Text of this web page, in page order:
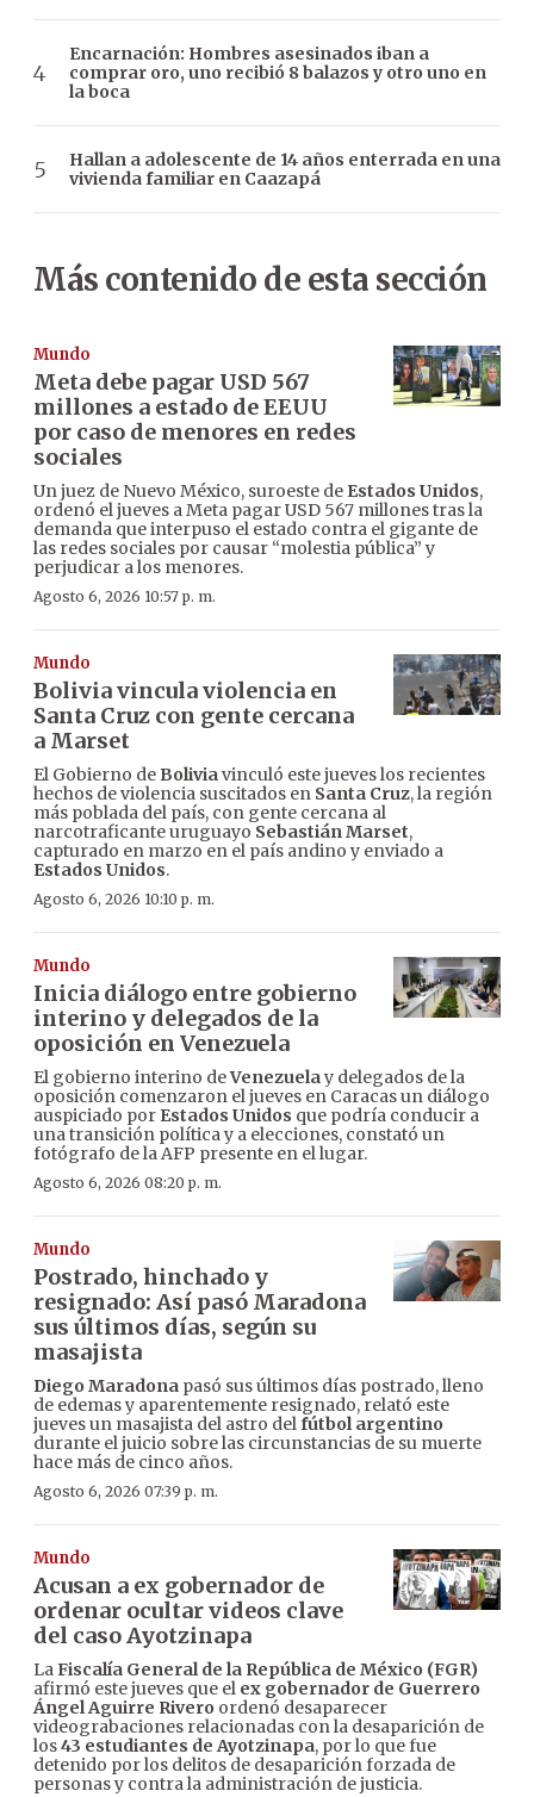
Encarnación: Hombres asesinados iban a
comprar oro, uno recibió 8 balazos y otro uno en
la boca
Hallan a adolescente de 14 años enterrada en una
vivienda familiar en Caazapá
Más contenido de esta sección
Mundo
Meta debe pagar USD 567
millones a estado de EEUU
por caso de menores en redes
sociales
Un juez de Nuevo México, suroeste de Estados Unidos,
ordenó el jueves a Meta pagar USD 567 millones tras la
demanda que interpuso el estado contra el gigante de
las redes sociales por causar “molestia pública” y
perjudicar a los menores.
Agosto 6, 2026 10:57 p. m.
Mundo
Bolivia vincula violencia en
Santa Cruz con gente cercana
a Marset
El Gobierno de Boliviavinculó este jueves los recientes
hechos de violencia suscitados en Santa Cruz, la región
más poblada del país, con gente cercana al
narcotraficante uruguayo Sebastián Marset,
capturado en marzo en el país andino y enviado a
Estados Unidos.
Agosto 6, 2026 10:10 p. m.
Mundo
Inicia diálogo entre gobierno
interino y delegados de la
oposición en Venezuela
El gobierno interino deVenezuelay delegados de la
oposición comenzaron el jueves en Caracas un diálogo
auspiciado por Estados Unidos que podría conducir a
una transición política y a elecciones, constató un
fotógrafo de la AFP presente en el lugar.
Agosto 6, 2026 08:20 p. m.
Mundo
Postrado, hinchado y
resignado: Así pasó Maradona
sus últimos días, según su
masajista
Diego Maradona pasó sus últimos días postrado, lleno
de edemas y aparentemente resignado, relató este
jueves un masajista del astro delfútbol argentino
durante el juicio sobre las circunstancias de su muerte
hace más de cinco años.
Agosto 6, 2026 07:39 p. m.
Mundo
Acusan a ex gobernador de
ordenar ocultar videos clave
del caso Ayotzinapa
LaFiscalía General de la República de México (FGR)
afirmó este jueves que el ex gobernador de Guerrero
Ángel Aguirre Rivero ordenó desaparecer
videograbaciones relacionadas con la desaparición de
los43 estudiantes de Ayotzinapa, por lo que fue
detenido por los delitos de desaparición forzada de
personas y contra la administración de justicia.